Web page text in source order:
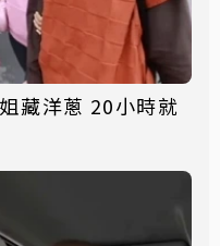
藏洋蔥 20小時就